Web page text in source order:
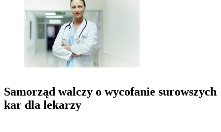
Samorząd walczy o wycofanie surowszych
kar dla lekarzy